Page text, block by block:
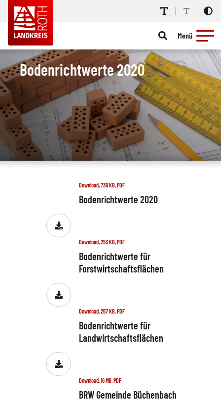
Menü
Bodenrichtwerte 2020
Download, 730 KB, PDF
Bodenrichtwerte 2020
Download, 253 KB, PDF
Bodenrichtwerte für
Forstwirtschaftsflächen
Download, 257 KB, PDF
Bodenrichtwerte für
Landwirtschaftsflächen
Download, 16 MB, PDF
BRW Gemeinde Büchenbach